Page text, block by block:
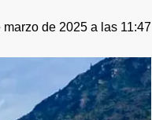
marzo de 2025 a las 11:47